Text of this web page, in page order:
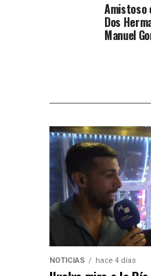
Amistoso
Dos
Manuel
NOTICIAS hace 4 días